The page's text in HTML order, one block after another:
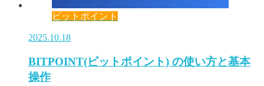
ビットポイント
2025.10.18
BITPOINT(ビットポイント) の使い方と基本
操作